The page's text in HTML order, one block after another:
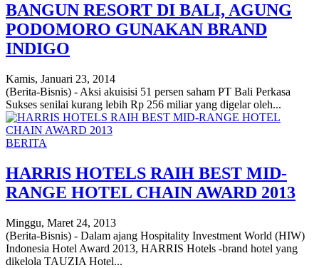
BANGUN RESORT DI BALI, AGUNG
PODOMORO GUNAKAN BRAND
INDIGO
Kamis, Januari 23, 2014
(Berita-Bisnis) - Aksi akuisisi 51 persen saham PT Bali Perkasa
Sukses senilai kurang lebih Rp 256 miliar yang digelar oleh...
BERITA
HARRIS HOTELS RAIH BEST MID-
RANGE HOTEL CHAIN AWARD 2013
Minggu, Maret 24, 2013
(Berita-Bisnis) - Dalam ajang Hospitality Investment World (HIW)
Indonesia Hotel Award 2013, HARRIS Hotels -brand hotel yang
dikelola TAUZIA Hotel...